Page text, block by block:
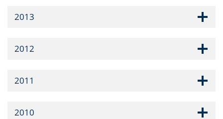
2013
2012
2011
2010